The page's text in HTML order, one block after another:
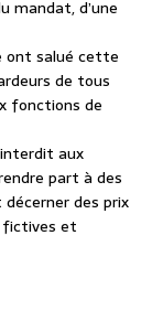
mandat, d’une
ont salué cette
de tous
fonctions de
aux
part à des
des prix
fictives et